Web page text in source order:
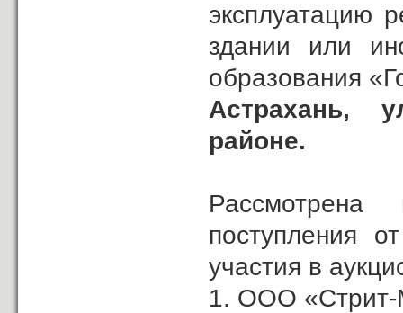
эксплуатацию
здании или
образования
Астрахань,
районе.
поступления
участия в
1. ООО